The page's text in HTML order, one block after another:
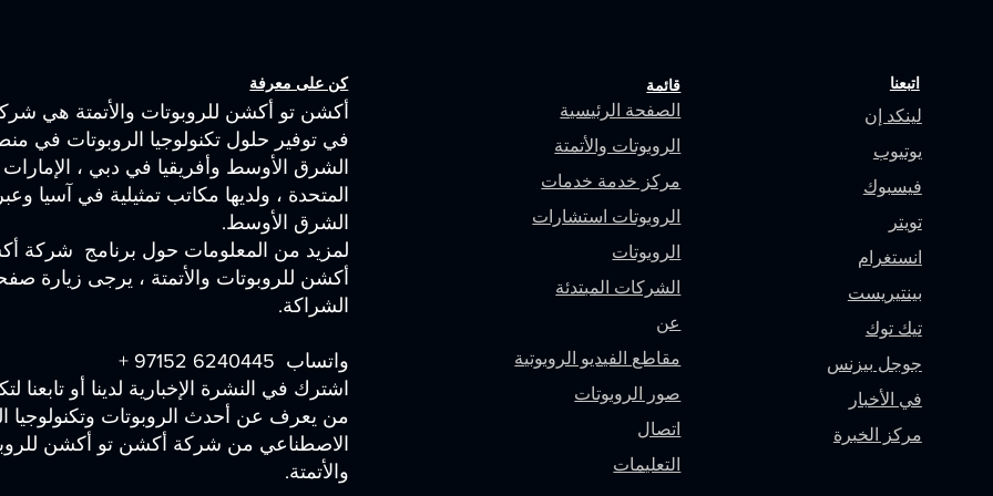
كن على معرفة
أكشن تو أكشن للروبوتات والأتمتة هي
في توفير حلول تكنولوجيا الروبوتات في
الشرق الأوسط وأفريقيا في دبي ، الإمارات
المتحدة ، ولديها مكاتب تمثيلية في آسيا
الشرق الأوسط.
لمزيد من المعلومات حول برنامج شركة
أكشن للروبوتات والأتمتة ، يرجى زيارة
الشراكة.
واتساب 6240445 97152 +
اشترك في النشرة الإخبارية لدينا أو تابعنا
من يعرف عن أحدث الروبوتات وتكنولوجيا
الاصطناعي من شركة أكشن تو أكشن
والأتمتة.
قائمة
الصفحة الرئيسية
الروبوتات والأتمتة
مركز خدمة خدمات
الروبوتات استشارات
الروبوتات
الشركات المبتدئة
عن
مقاطع الفيديو الروبوتية
صور الروبوتات
اتصال
التعليمات
اتبعنا
لينكد إن
يوتيوب
فيسبوك
تويتر
انستغرام
بينتيريست
تيك توك
جوجل بيزنس
في الأخبار
مركز الخبرة